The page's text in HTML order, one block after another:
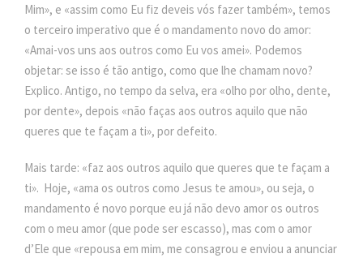
Mim», e «assim como Eu fiz deveis vós fazer também», temos
o terceiro imperativo que é o mandamento novo do amor:
«Amai-vos uns aos outros como Eu vos amei». Podemos
objetar: se isso é tão antigo, como que lhe chamam novo?
Explico. Antigo, no tempo da selva, era «olho por olho, dente,
por dente», depois «não faças aos outros aquilo que não
queres que te façam a ti», por defeito.
Mais tarde: «faz aos outros aquilo que queres que te façam a
ti». Hoje, «ama os outros como Jesus te amou», ou seja, o
mandamento é novo porque eu já não devo amor os outros
com o meu amor (que pode ser escasso), mas com o amor
d’Ele que «repousa em mim, me consagrou e enviou a anunciar